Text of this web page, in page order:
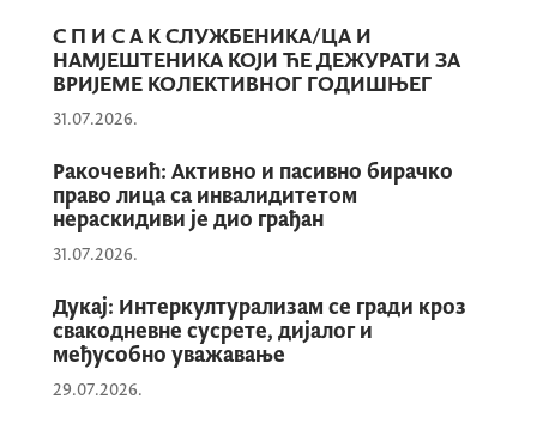
посјетиле су Дневни центар “Бисери” у
Будви, гдје тренутно борави 20 корисника.
У центру се спроводи групни и
индивидуални рад, у складу са
индивидуалним програмом за сваку особу,
способностима. Рад Дневног центра
усмјерен је на промовисање једнаких
могућности дјеце и младих са сметњама у
развоју и њихово учешће, са циљем
С П И С А К СЛУЖБЕНИКА/ЦА И
НАМЈЕШТЕНИКА КОЈИ ЋЕ ДЕЖУРАТИ ЗА
ВРИЈЕМЕ КОЛЕКТИВНОГ ГОДИШЊЕГ
31.07.2026.
Ракочевић: Активно и пасивно бирачко
право лица са инвалидитетом
нераскидиви је дио грађан
31.07.2026.
Дукај: Интеркултурализам се гради кроз
свакодневне сусрете, дијалог и
међусобно уважавање
29.07.2026.